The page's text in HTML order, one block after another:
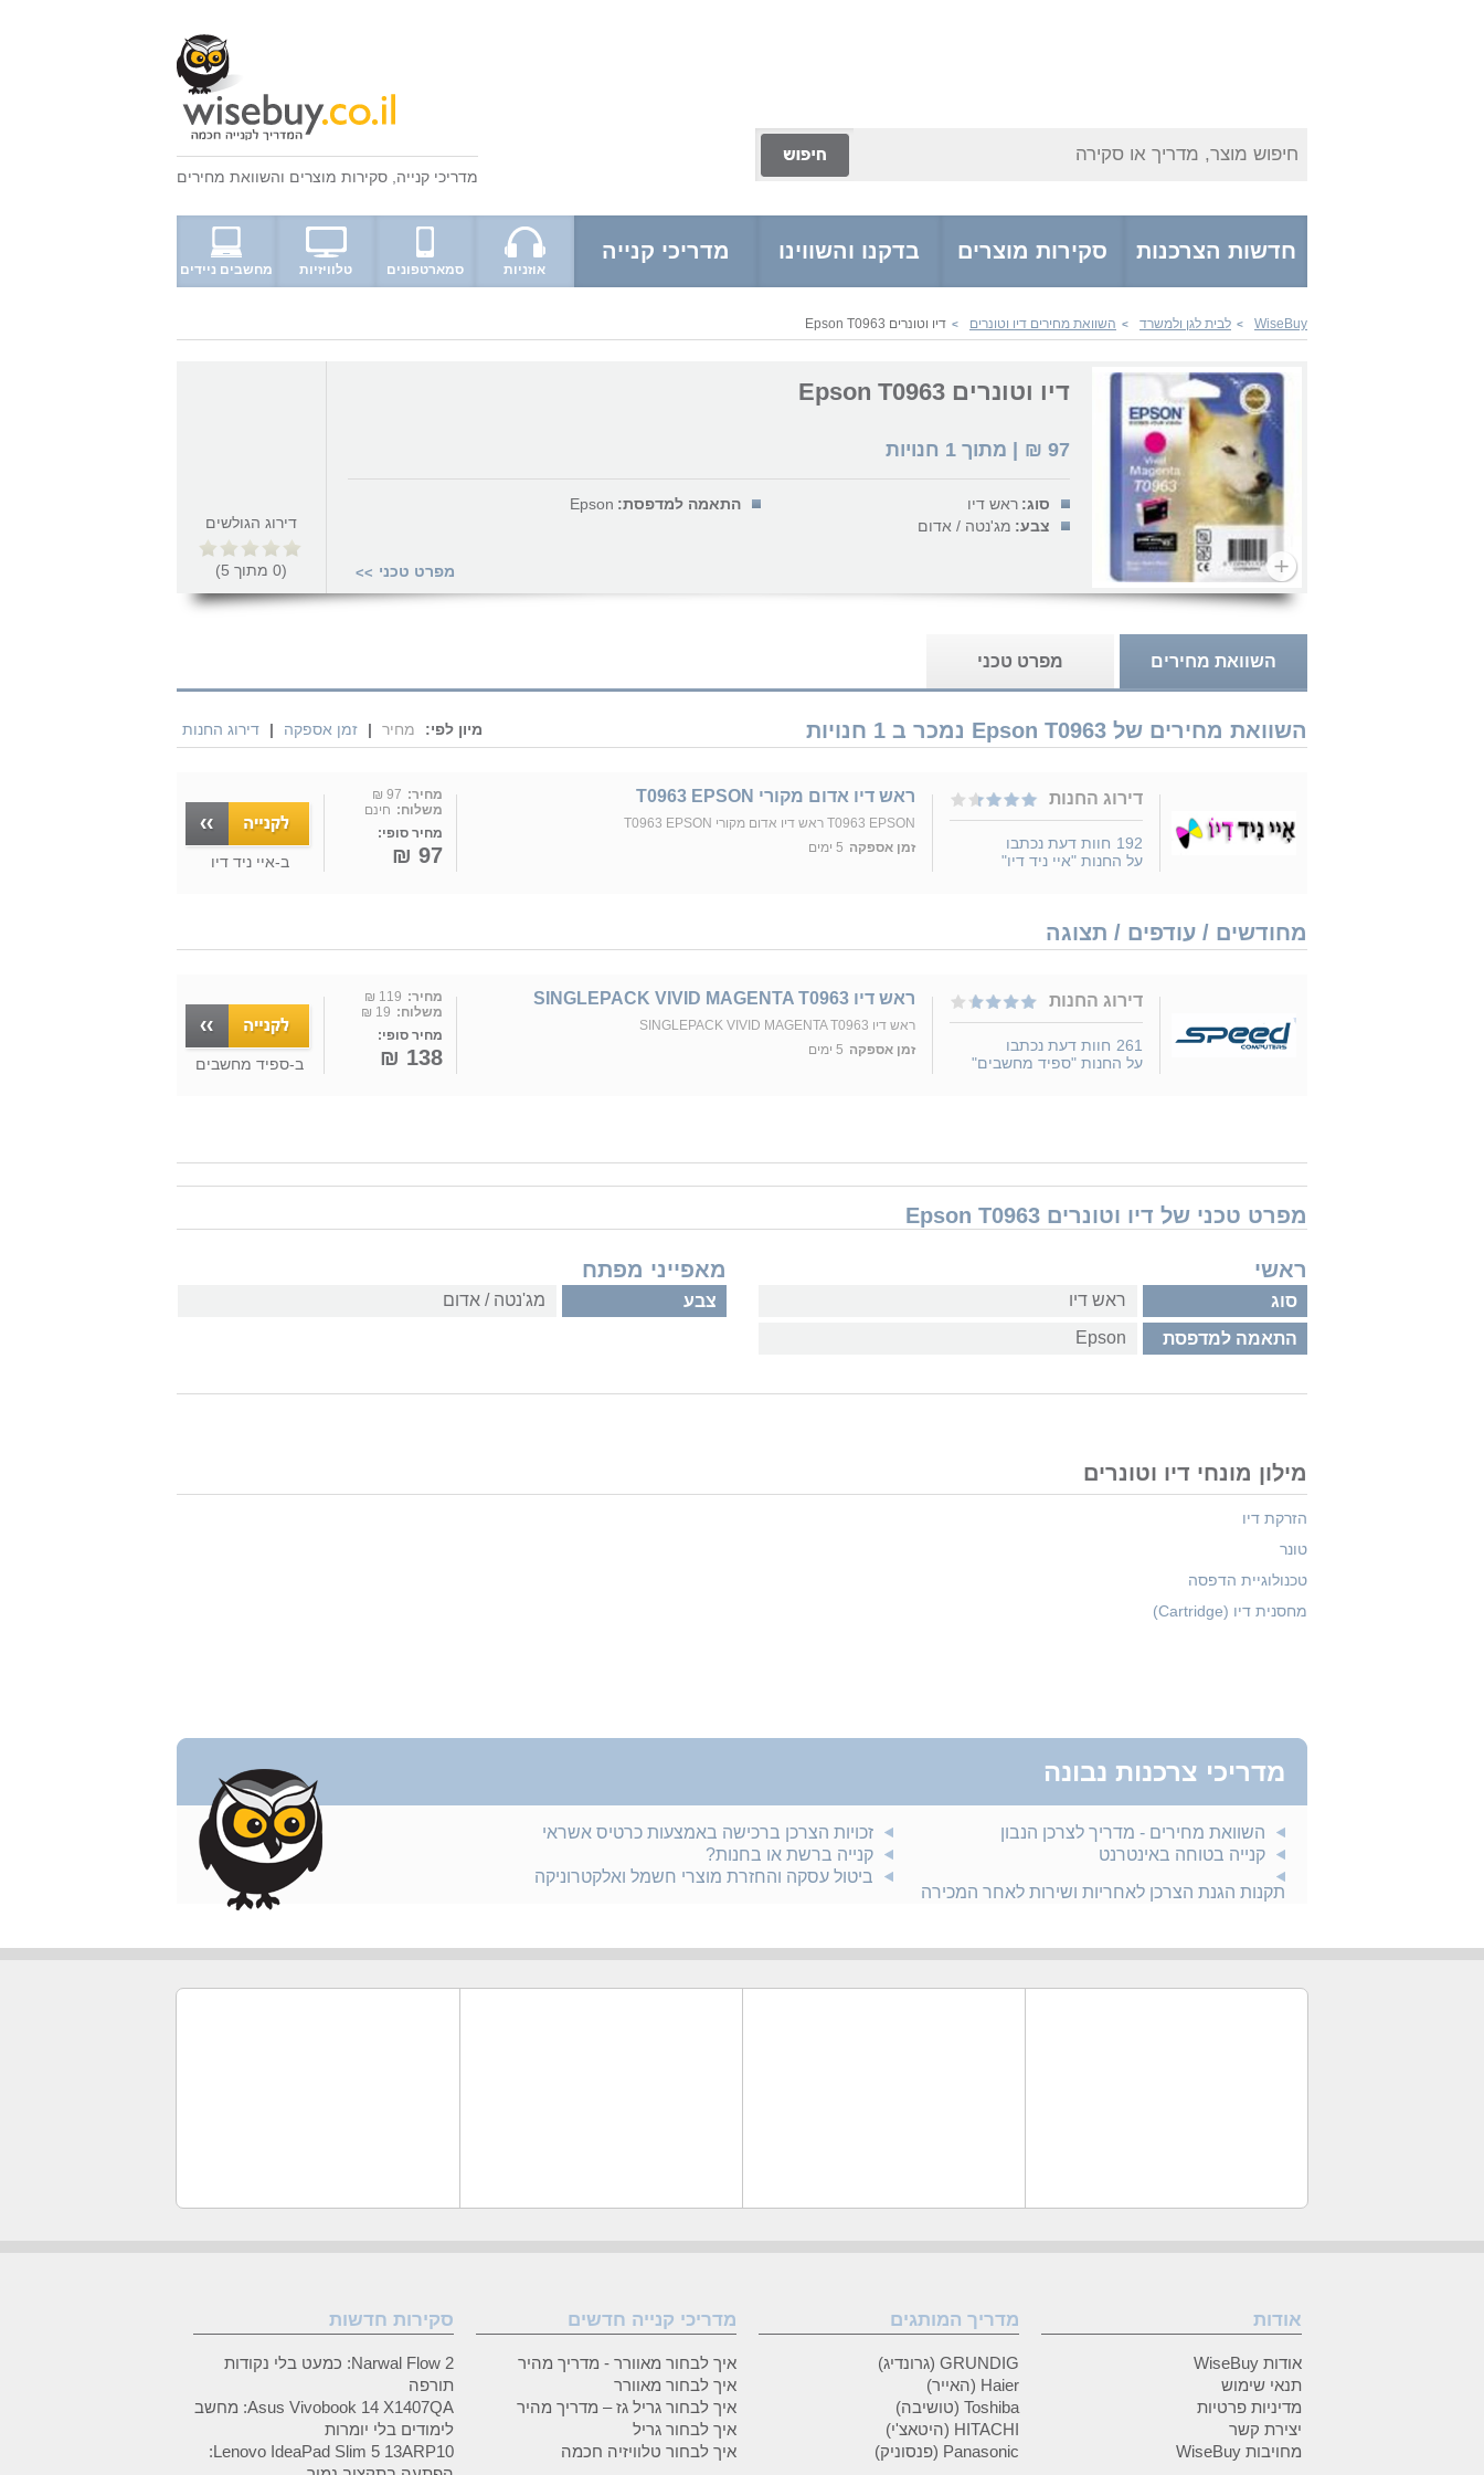
חיפוש מוצר, מדריך או סקירה
מדריכי קנייה סקירות מוצרים והשוואת מחירים
חדשות הצרכנות סקירות מוצרים בדקנו והשווינו מדריכי קנייה
אוזניות סמארטפונים טלוויזיות מחשבים ניידים
WiseBuy
> לבית לגן ולמשרד > השוואת מחירים דיו וטונרים > דיו וטונרים Epson T0963
דיו וטונרים Epson T0963
97
₪ | מתוך 1 חנויות
סוג: ראש דיו התאמה למדפסת: Epson
צבע: מג'נטה / אדום
מפרט טכני >>
דירוג הגולשים
(
0 מתוך 5
)
השוואת מחירים מפרט טכני
השוואת מחירים של Epson T0963 נמכר ב 1 חנויות מיון לפי: מחיר | זמן אספקה | דירוג החנות
דירוג החנות
192 חוות דעת נכתבו
על החנות "איי ניד דיו"
ראש דיו אדום מקורי T0963 EPSON
T0963 EPSON ראש דיו אדום מקורי T0963 EPSON
זמן אספקה 5 ימים
מחיר: 97 ₪
משלוח: חינם
מחיר סופי:
97 ₪ ב-איי ניד דיו
מחודשים / עודפים / תצוגה
דירוג החנות
261 חוות דעת נכתבו
על החנות "ספיד מחשבים"
ראש דיו SINGLEPACK VIVID MAGENTA T0963
ראש דיו SINGLEPACK VIVID MAGENTA T0963
זמן אספקה 5 ימים
מחיר: 119 ₪
משלוח: 19 ₪
מחיר סופי:
138 ₪ ב-ספיד מחשבים
מפרט טכני של דיו וטונרים Epson T0963
ראשי
סוג ראש דיו
התאמה למדפסת Epson
מאפייני מפתח
צבע מג'נטה / אדום
מילון מונחי דיו וטונרים
הזרקת דיו
טונר
טכנולוגיית הדפסה
מחסנית דיו (Cartridge)
מדריכי צרכנות נבונה
השוואת מחירים - מדריך לצרכן הנבון
קנייה בטוחה באינטרנט
תקנות הגנת הצרכן לאחריות ושירות לאחר המכירה
זכויות הצרכן ברכישה באמצעות כרטיס אשראי
קנייה ברשת או בחנות?
ביטול עסקה והחזרת מוצרי חשמל ואלקטרוניקה
אודות
אודות WiseBuy
תנאי שימוש
מדיניות פרטיות
יצירת קשר
מחויבות WiseBuy
מדריך המותגים
GRUNDIG (גרונדיג)
Haier (האייר)
Toshiba (טושיבה)
HITACHI (היטאצ'י)
Panasonic (פנסוניק)
מדריכי קנייה חדשים
איך לבחור מאוורר - מדריך מהיר
איך לבחור מאוורר
איך לבחור גריל גז – מדריך מהיר
איך לבחור גריל
איך לבחור טלוויזיה חכמה
סקירות חדשות
Narwal Flow 2: כמעט בלי נקודות
תורפה
Asus Vivobook 14 X1407QA: מחשב
לימודים בלי יומרות
Lenovo IdeaPad Slim 5 13ARP10: